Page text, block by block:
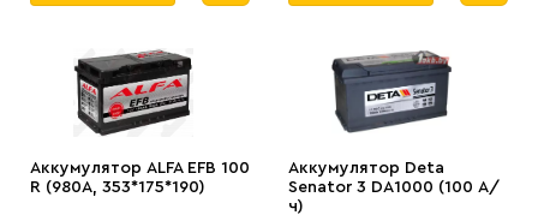
Аккумулятор АLFA EFB 100
R (980A, 353*175*190)
Аккумулятор Deta
Senator 3 DA1000 (100 А/
ч)